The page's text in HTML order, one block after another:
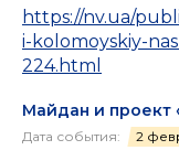
https://nv.ua/
i-kolomoyskiy-
224.html
Майдан и проект
Дата события: 2